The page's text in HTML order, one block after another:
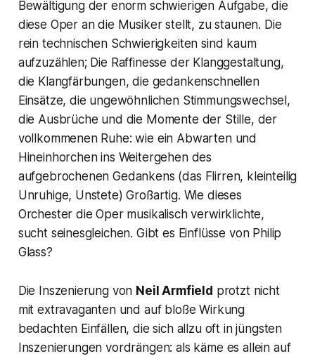
Bewältigung der enorm schwierigen Aufgabe, die
diese Oper an die Musiker stellt, zu staunen. Die
rein technischen Schwierigkeiten sind kaum
aufzuzählen; Die Raffinesse der Klanggestaltung,
die Klangfärbungen, die gedankenschnellen
Einsätze, die ungewöhnlichen Stimmungswechsel,
die Ausbrüche und die Momente der Stille, der
vollkommenen Ruhe: wie ein Abwarten und
Hineinhorchen ins Weitergehen des
aufgebrochenen Gedankens (das Flirren, kleinteilig
Unruhige, Unstete) Großartig. Wie dieses
Orchester die Oper musikalisch verwirklichte,
sucht seinesgleichen. Gibt es Einflüsse von Philip
Glass?
Die Inszenierung von Neil Armfield protzt nicht
mit extravaganten und auf bloße Wirkung
bedachten Einfällen, die sich allzu oft in jüngsten
Inszenierungen vordrängen: als käme es allein auf